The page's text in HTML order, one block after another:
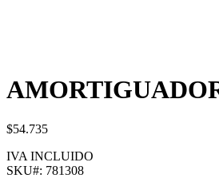
$54.735
IVA INCLUIDO
SKU#: 781308